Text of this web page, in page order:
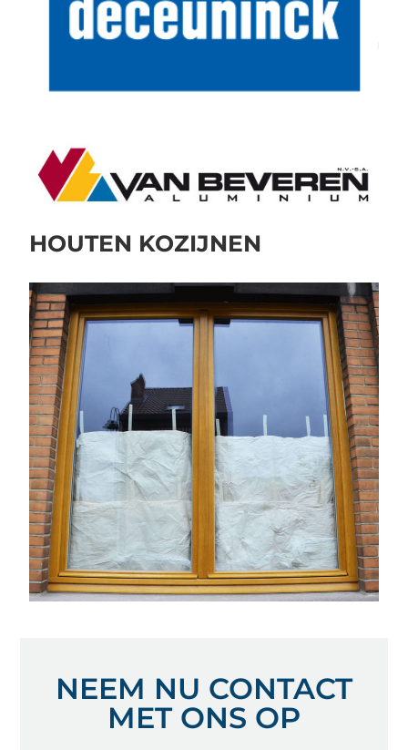
HOUTEN KOZIJNEN
NEEM NU CONTACT
MET ONS OP